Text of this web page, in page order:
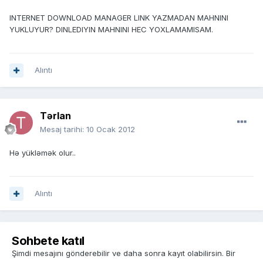
INTERNET DOWNLOAD MANAGER LINK YAZMADAN MAHNINI
YUKLUYUR? DINLEDIYIN MAHNINI HEC YOXLAMAMISAM.
Alıntı
Tərlan
Mesaj tarihi: 10 Ocak 2012
Hə yükləmək olur..
Alıntı
Sohbete katıl
Şimdi mesajını gönderebilir ve daha sonra kayıt olabilirsin. Bir